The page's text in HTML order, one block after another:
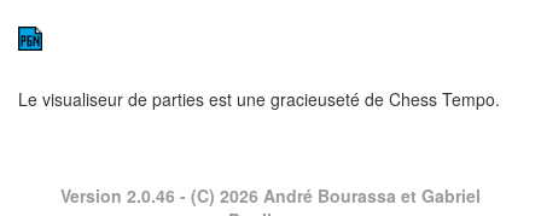
Le visualiseur de parties est une gracieuseté de Chess Tempo.
Version 2.0.46 - (C) 2026 André Bourassa et Gabriel